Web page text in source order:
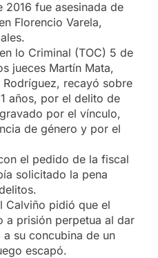
2016 fue asesinada de
Florencio Varela,
lo Criminal (TOC) 5 de
jueces Martín Mata,
recayó sobre
años, por el delito de
por el vínculo,
de género y por el
el pedido de la fiscal
solicitado la pena
Calviño pidió que el
a prisión perpetua al dar
su concubina de un
escapó.